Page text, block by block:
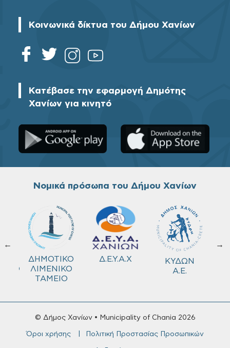
Κοινωνικά δίκτυα του Δήμου Χανίων
Κατέβασε την εφαρμογή Δημότης
Χανίων για κινητό
Νομικά πρόσωπα του Δήμου Χανίων
←
ΔΗΜΟΤΙΚΟ
ΛΙΜΕΝΙΚΟ
ΤΑΜΕΙΟ
Δ.Ε.Υ.Α.Χ
ΚΥΔΩΝ
Α.Ε.
→
© Δήμος Χανίων • Municipality of Chania 2026
Όροι χρήσης Πολιτική Προστασίας Προσωπικών